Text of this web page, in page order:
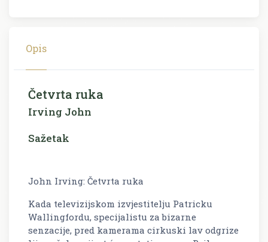
Opis
Četvrta ruka
Irving John
Sažetak
John Irving: Četvrta ruka
Kada televizijskom izvjestitelju Patricku
Wallingfordu, specijalistu za bizarne
senzacije, pred kamerama cirkuski lav odgrize